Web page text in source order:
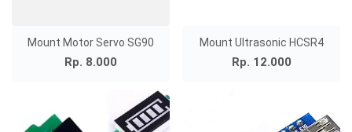
Mount Motor Servo SG90
Rp. 8.000
Mount Ultrasonic HCSR4
Rp. 12.000